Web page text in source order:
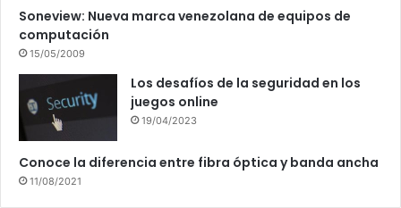
Soneview: Nueva marca venezolana de equipos de
computación
15/05/2009
Los desafíos de la seguridad en los
juegos online
19/04/2023
Conoce la diferencia entre fibra óptica y banda ancha
11/08/2021